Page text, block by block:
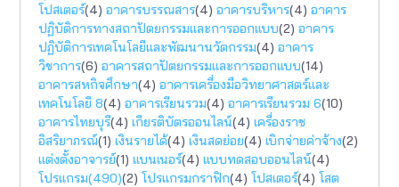
โปสเตอร์(4) อาคารบรรณสาร(4) อาคารบริหาร(4) อาคาร
ปฏิบัติการทางสถาปัตยกรรมเเละการออกแบบ(2) อาคาร
ปฏิบัติการเทคโนโลยีและพัฒนานวัตกรรม(4) อาคาร
วิชาการ(6) อาคารสถาปัตยกรรมและการออกแบบ(14)
อาคารสหกิจศึกษา(4) อาคารเครื่องมือวิทยาศาสตร์และ
เทคโนโลยี 8(4) อาคารเรียนรวม(4) อาคารเรียนรวม 6(10)
อาคารไทยบุรี(4) เกียรติบัตรออนไลน์(4) เครื่องราช
อิสริยาภรณ์(1) เงินรายได้(4) เงินสดย่อย(4) เบิกจ่ายค่าจ้าง(2)
แต่งตั้งอาจารย์(1) แบนเนอร์(4) แบบทดสอบออนไลน์(4)
โปรแกรม(490)(2) โปรแกรมกราฟิก(4) โปสเตอร์(4) โสต